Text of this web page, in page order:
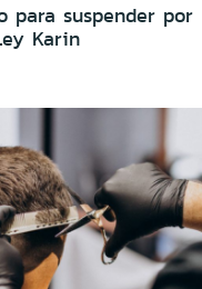
para suspender por
Karin